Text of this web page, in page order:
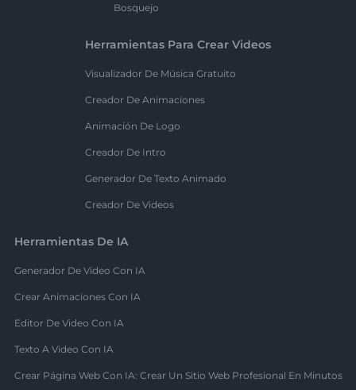
Bosquejo
Herramientas Para Crear Videos
Visualizador De Música Gratuito
Creador De Animaciones
Animación De Logo
Creador De Intro
Generador De Texto Animado
Creador De Videos
Herramientas De IA
Generador De Video Con IA
Crear Animaciones Con IA
Editor De Video Con IA
Texto A Video Con IA
Crear Página Web Con IA: Crear Un Sitio Web Profesional En Minutos